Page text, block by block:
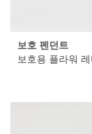
보호 펜던트
보호용 플라워